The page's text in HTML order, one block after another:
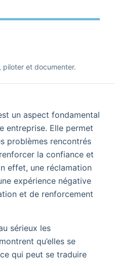
piloter et documenter.
un aspect fondamental
entreprise. Elle permet
problèmes rencontrés
la confiance et
effet, une réclamation
expérience négative
et de renforcement
sérieux les
qu’elles se
qui peut se traduire